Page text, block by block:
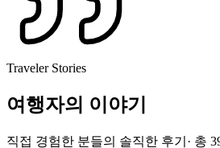
Traveler Stories
여행자의 이야기
직접 경험한 분들의 솔직한 후기 · 총